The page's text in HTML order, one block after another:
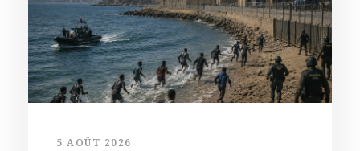
5 AOÛT 2026